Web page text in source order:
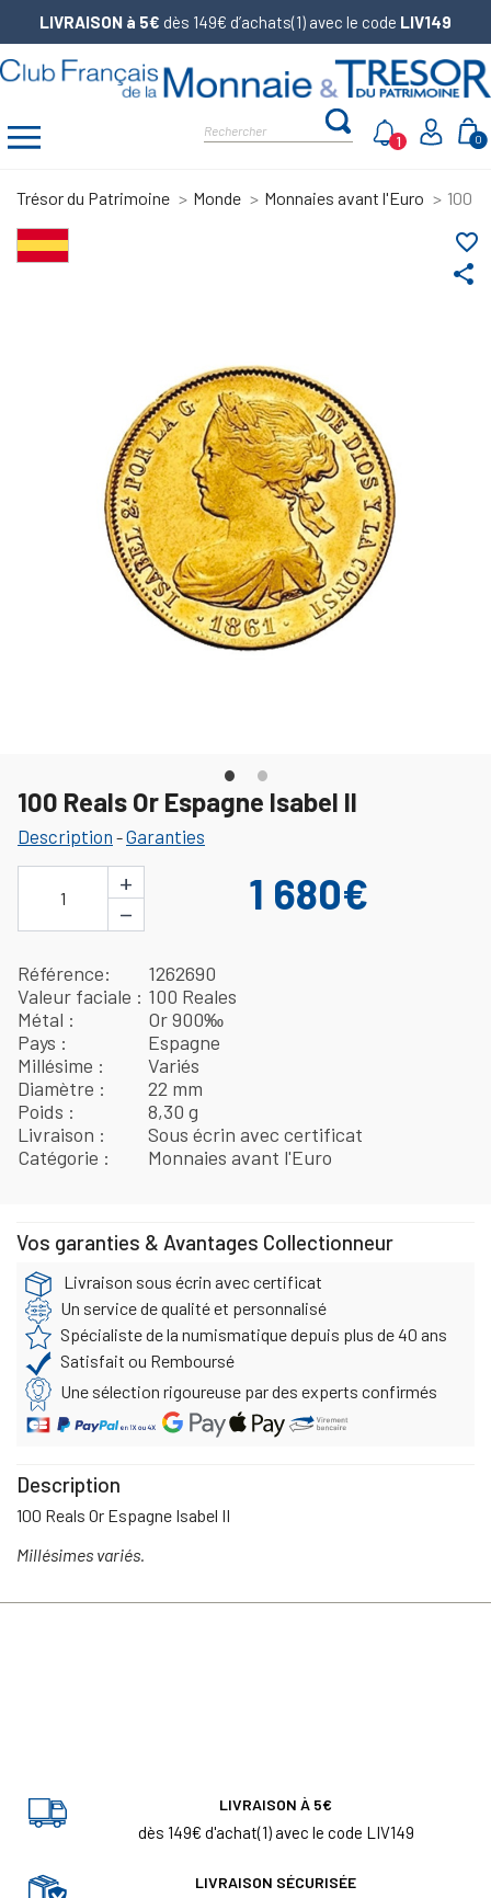
LIVRAISON à 5€ dès 149€ d’achats(1) avec le code LIV149
0
1
Trésor du Patrimoine Monde Monnaies avant l'Euro 100
share
favorite_border
100 Reals Or Espagne Isabel II
Description -Garanties
1
+
−
1 680€
Référence
1262690
Valeur faciale
100 Reales
Métal
Or 900‰
Pays
Espagne
Millésime
Variés
Diamètre
22 mm
Poids
8,30 g
Livraison
Sous écrin avec certificat
Catégorie
Monnaies avant l'Euro
Vos garanties & Avantages Collectionneur
Livraison sous écrin avec certificat
Un service de qualité et personnalisé
Spécialiste de la numismatique depuis plus de 40 ans
Satisfait ou Remboursé
Une sélection rigoureuse par des experts confirmés
Description
100 Reals Or Espagne Isabel II
Millésimes variés.
LIVRAISON À 5€
dès 149€ d'achat(1) avec le code LIV149
LIVRAISON SÉCURISÉE